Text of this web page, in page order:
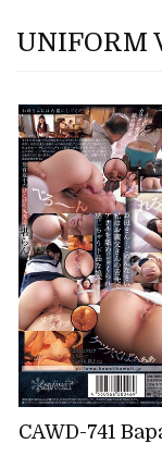
UNIFORM
CAWD-741